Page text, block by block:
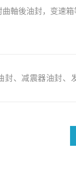
軸後油封，变速箱
封、减震器油封、